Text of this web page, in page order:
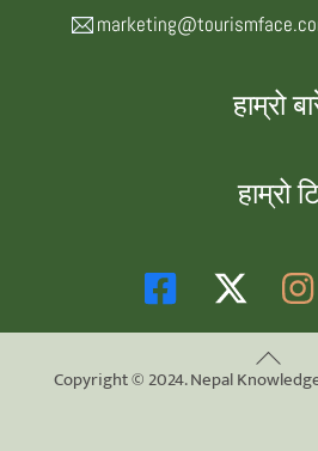
हाम्रो
हाम्रो
Back
To
Copyright © 2024. Nepal